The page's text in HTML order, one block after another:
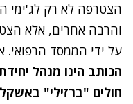
הצטרפה לא רק לג'ימי
והרבה אחרים, אלא
על ידי הממסד הרפואי.
חולים "ברזילי"